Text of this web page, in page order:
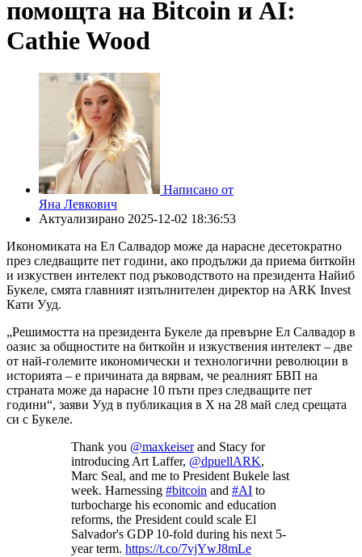
помощта на Bitcoin и AI:
Cathie Wood
Написано от
Яна Левкович
Актуализирано 2025-12-02 18:36:53
Икономиката на Ел Салвадор може да нарасне десетократно
през следващите пет години, ако продължи да приема биткойн
и изкуствен интелект под ръководството на президента Найиб
Букеле, смята главният изпълнителен директор на ARK Invest
Кати Ууд.
„Решимостта на президента Букеле да превърне Ел Салвадор в
оазис за общностите на биткойн и изкуствения интелект – две
от най-големите икономически и технологични революции в
историята – е причината да вярвам, че реалният БВП на
страната може да нарасне 10 пъти през следващите пет
години“, заяви Ууд в публикация в X на 28 май след срещата
си с Букеле.
Thank you @maxkeiserand Stacy for
introducing Art Laffer, @dpuellARK,
Marc Seal, and me to President Bukele last
week. Harnessing #bitcoin and #AI to
turbocharge his economic and education
reforms, the President could scale El
Salvador's GDP 10-fold during his next 5-
year term. https://t.co/7vjYwJ8mLe